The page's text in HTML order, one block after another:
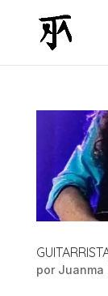
por Juanma